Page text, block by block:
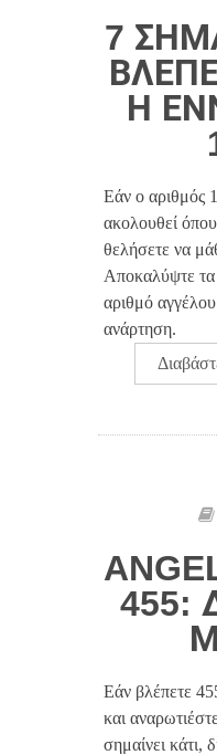
7
Η
Εάν ο αριθμός
ακολουθεί
θελήσετε να
Αποκαλύψτε
αριθμό
ανάρτηση.
455:
Εάν βλέπετε
και
σημαίνει κάτι,